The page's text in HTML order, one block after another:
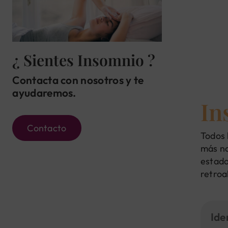
¿ Sientes Insomnio ?
Contacta con nosotros y te
ayudaremos.
Contacto
más